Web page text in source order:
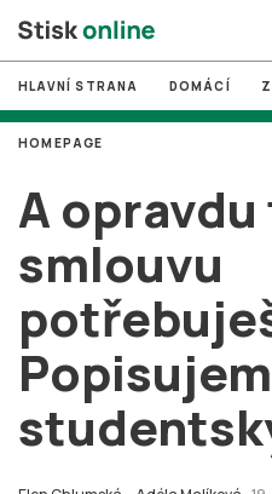
# MUNI
# Brno
# volby
login PŘIHLÁSIT SE
Zapomněli jste heslo?
Založit nový účet
HLAVNÍ STRANA DOMÁCÍ
A opravdu
smlouvu
HOMEPAGE